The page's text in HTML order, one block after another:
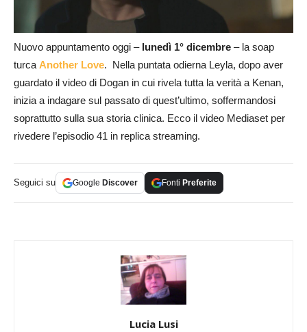
Nuovo appuntamento oggi – lunedì 1° dicembre – la soap
turcaAnother Love. Nella puntata odierna Leyla, dopo aver
guardato il video di Dogan in cui rivela tutta la verità a Kenan,
inizia a indagare sul passato di quest’ultimo, soffermandosi
soprattutto sulla sua storia clinica. Ecco il video Mediaset per
rivedere l’episodio 41 in replica streaming.
Seguici su Google Discover Fonti Preferite
Lucia Lusi